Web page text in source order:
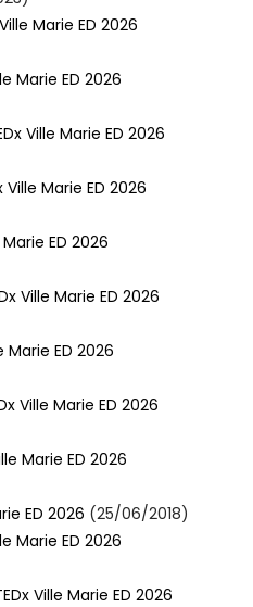
Marie ED 2026
Marie ED 2026
Ville Marie ED 2026
Marie ED 2026
ED 2026
Ville Marie ED 2026
Marie ED 2026
Ville Marie ED 2026
Marie ED 2026
ED 2026 (25/06/2018)
Marie ED 2026
Ville Marie ED 2026